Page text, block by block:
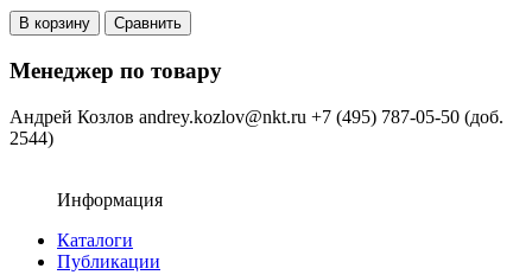
В корзину Сравнить
Менеджер по товару
Андрей Козлов andrey.kozlov@nkt.ru +7 (495) 787-05-50 (доб.
2544)
Информация
Каталоги
Публикации